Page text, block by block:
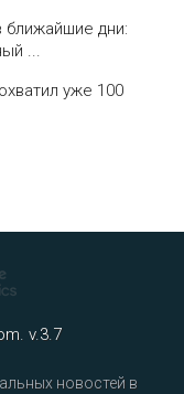
ближайшие дни:
...
уже 100
v.3.7
новостей в